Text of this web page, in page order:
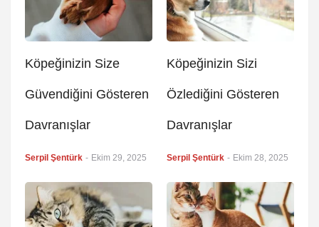
Köpeğinizin Size
Güvendiğini Gösteren
Davranışlar
Serpil Şentürk - Ekim 29, 2025
Köpeğinizin Sizi
Özlediğini Gösteren
Davranışlar
Serpil Şentürk - Ekim 28, 2025